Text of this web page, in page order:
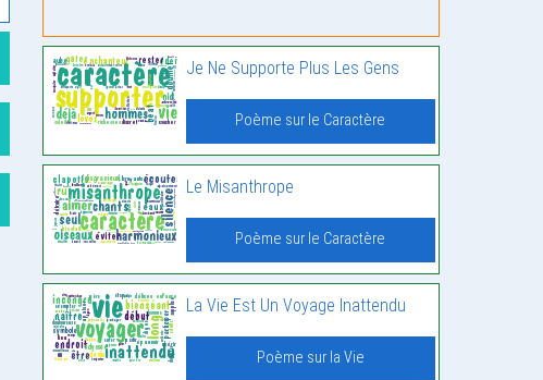
Je Ne Supporte Plus Les Gens
Poème sur le Caractère
Le Misanthrope
Poème sur le Caractère
La Vie Est Un Voyage Inattendu
Poème sur la Vie